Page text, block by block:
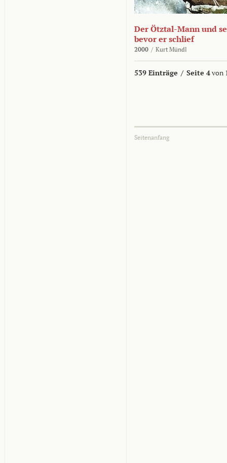
Der Ötztal-Mann und
bevor er schlief
2000 / Kurt Mündl
539 Einträge / Seite 4von
Seitenanfang